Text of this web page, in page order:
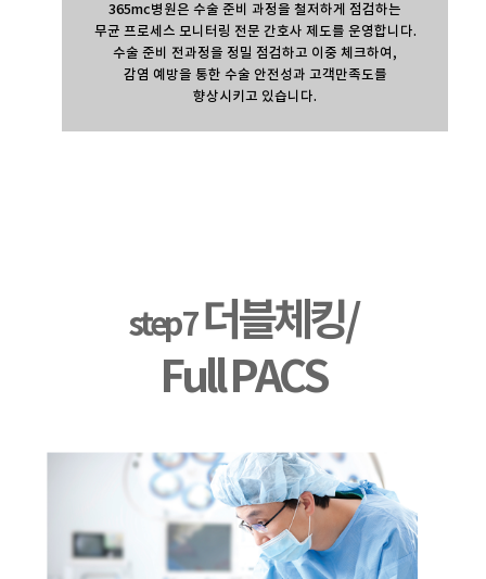
365mc병원은 수술 준비 과정을 철저하게 점검하는
무균 프로세스 모니터링 전문 간호사 제도를 운영합니다.
수술 준비 전과정을 정밀 점검하고 이중 체크하여,
감염 예방을 통한 수술 안전성과 고객만족도를
향상시키고 있습니다.
step 7더블체킹/
Full PACS